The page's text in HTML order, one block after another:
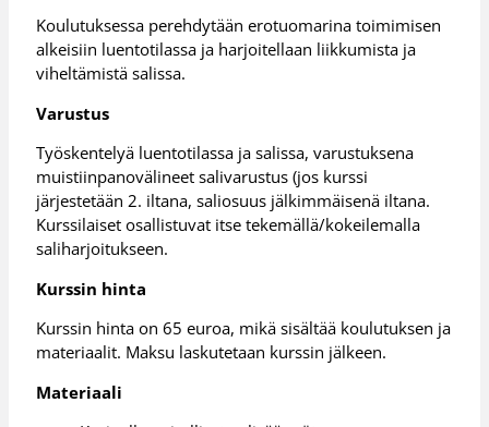
Koulutuksessa perehdytään erotuomarina toimimisen
alkeisiin luentotilassa ja harjoitellaan liikkumista ja
viheltämistä salissa.
Varustus
Työskentelyä luentotilassa ja salissa, varustuksena
muistiinpanovälineet salivarustus (jos kurssi
järjestetään 2. iltana, saliosuus jälkimmäisenä iltana.
Kurssilaiset osallistuvat itse tekemällä/kokeilemalla
saliharjoitukseen.
Kurssin hinta
Kurssin hinta on 65 euroa, mikä sisältää koulutuksen ja
materiaalit. Maksu laskutetaan kurssin jälkeen.
Materiaali